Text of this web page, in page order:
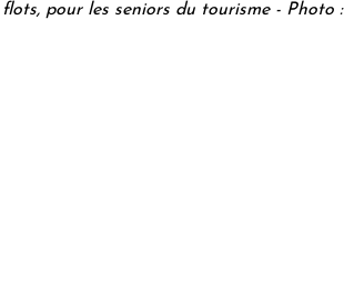
pour les seniors du tourisme - Photo :